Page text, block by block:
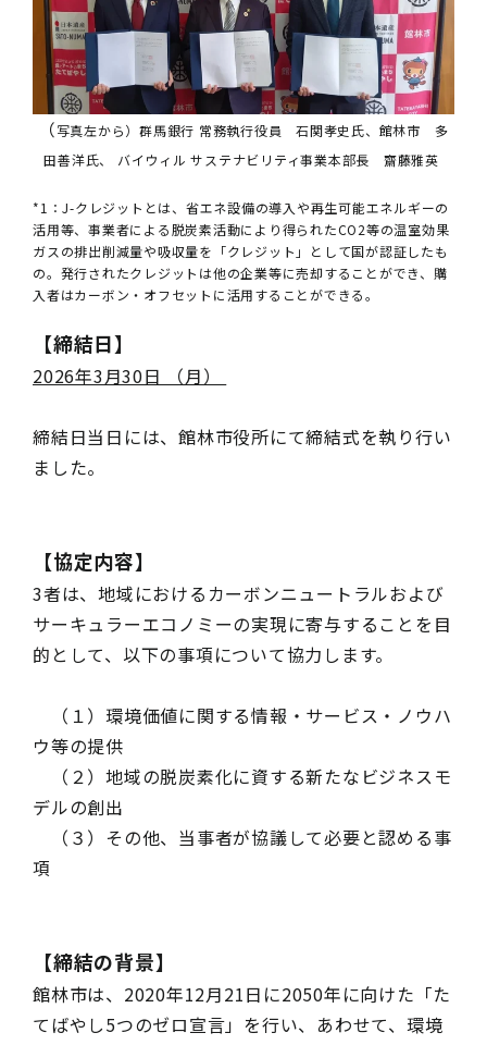
（写真左から）群馬銀行 常務執行役員 石関孝史氏、館林市 多
田善洋氏、 バイウィル サステナビリティ事業本部⻑ 齋藤雅英
*1：J-クレジットとは、省エネ設備の導入や再生可能エネルギーの
活用等、事業者による脱炭素活動により得られたCO2等の温室効果
ガスの排出削減量や吸収量を「クレジット」として国が認証したも
の。発行されたクレジットは他の企業等に売却することができ、購
入者はカーボン・オフセットに活用することができる。
【締結日】
2026年3月30日 （月）
締結日当日には、館林市役所にて締結式を執り行い
ました。
【協定内容】
3者は、地域におけるカーボンニュートラルおよび
サーキュラーエコノミーの実現に寄与することを目
的として、以下の事項について協力します。
（１）環境価値に関する情報・サービス・ノウハ
ウ等の提供
（２）地域の脱炭素化に資する新たなビジネスモ
デルの創出
（３）その他、当事者が協議して必要と認める事
項
【締結の背景】
館林市は、2020年12月21日に2050年に向けた「た
てばやし5つのゼロ宣言」を行い、あわせて、環境